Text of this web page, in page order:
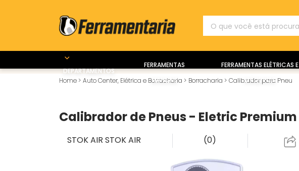
DEPARTAMENTOS
FERRAMENTAS
MANUAIS
FERRAMENTAS ELÉTRICAS E
MÁQUINAS
Home > Auto Center, Elétrica e Borracharia > Borracharia > Calibrador para Pneu
Calibrador de Pneus - Eletric Premium
STOK AIR STOK AIR (0)